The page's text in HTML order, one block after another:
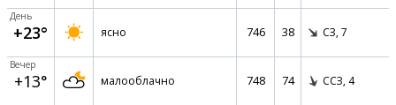
День
+23° ясно 746 38 СЗ, 7
Вечер
+13° малооблачно 748 74 ССЗ, 4